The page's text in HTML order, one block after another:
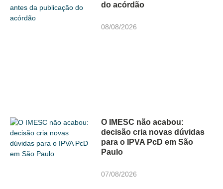
do acórdão
08/08/2026
O IMESC não acabou:
decisão cria novas dúvidas
para o IPVA PcD em São
Paulo
07/08/2026